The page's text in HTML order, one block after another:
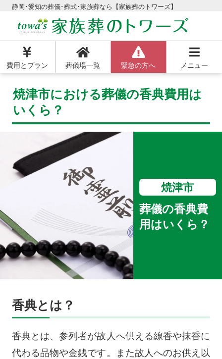
静岡･愛知の葬儀･葬式･家族葬なら【家族葬のトワーズ】
費用とプラン 葬儀場一覧 緊急の方へ メニュー
焼津市における葬儀の香典費用は
いくら？
焼津市
葬儀の香典費
用はいくら？
香典とは？
香典とは、参列者が故人へ供える線香や抹香に
代わる品物や金銭です。また故人へのお供え以